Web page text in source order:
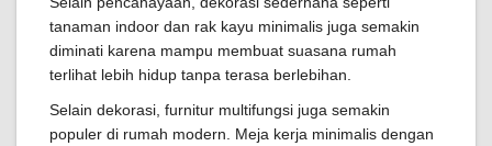
tanaman indoor dan rak kayu minimalis juga semakin
diminati karena mampu membuat suasana rumah
terlihat lebih hidup tanpa terasa berlebihan.
Selain dekorasi, furnitur multifungsi juga semakin
populer di rumah modern. Meja kerja minimalis dengan